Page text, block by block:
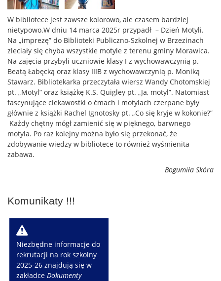
W bibliotece jest zawsze kolorowo, ale czasem bardziej
nietypowo.W dniu 14 marca 2025r przypadł – Dzień Motyli.
Na „imprezę” do Biblioteki Publiczno-Szkolnej w Brzezinach
zleciały się chyba wszystkie motyle z terenu gminy Morawica.
Na zajęcia przybyli uczniowie klasy I z wychowawczynią p.
Beatą Łabęcką oraz klasy IIIB z wychowawczynią p. Moniką
Stawarz. Bibliotekarka przeczytała wiersz Wandy Chotomskiej
pt. „Motyl” oraz książkę K.S. Quigley pt. „Ja, motyl”. Natomiast
fascynujące ciekawostki o ćmach i motylach czerpane były
głównie z książki Rachel Ignotosky pt. „Co się kryje w kokonie?”
Każdy chętny mógł zamienić się w pięknego, barwnego
motyla. Po raz kolejny można było się przekonać, że
zdobywanie wiedzy w bibliotece to również wyśmienita
zabawa.
Bogumiła Skóra
Komunikaty !!!
W
Niezbędne informacje do
rekrutacji na rok szkolny
2025-26 znajdują się w
zakładceDokumenty